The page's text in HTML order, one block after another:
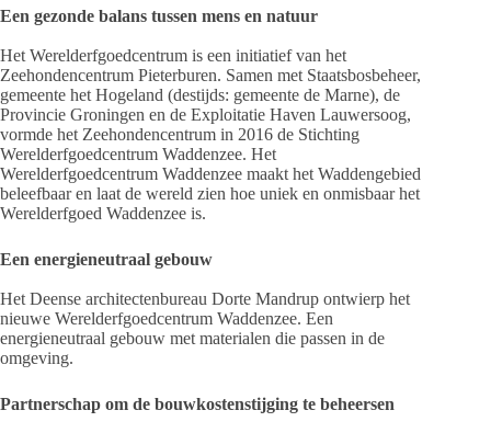
Een gezonde balans tussen mens en natuur
Het Werelderfgoedcentrum is een initiatief van het
Zeehondencentrum Pieterburen. Samen met Staatsbosbeheer,
gemeente het Hogeland (destijds: gemeente de Marne), de
Provincie Groningen en de Exploitatie Haven Lauwersoog,
vormde het Zeehondencentrum in 2016 de Stichting
Werelderfgoedcentrum Waddenzee. Het
Werelderfgoedcentrum Waddenzee maakt het Waddengebied
beleefbaar en laat de wereld zien hoe uniek en onmisbaar het
Werelderfgoed Waddenzee is.
Een energieneutraal gebouw
Het Deense architectenbureau Dorte Mandrup ontwierp het
nieuwe Werelderfgoedcentrum Waddenzee. Een
energieneutraal gebouw met materialen die passen in de
omgeving.
Partnerschap om de bouwkostenstijging te beheersen